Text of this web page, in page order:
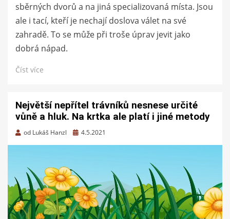
sběrných dvorů a na jiná specializovaná místa. Jsou
ale i tací, kteří je nechají doslova válet na své
zahradě. To se může při troše úprav jevit jako
dobrá nápad.
Číst více
Největší nepřítel trávníků nesnese určité
vůně a hluk. Na krtka ale platí i jiné metody
od Lukáš Hanzl
Zveřejněno
4.5.2021